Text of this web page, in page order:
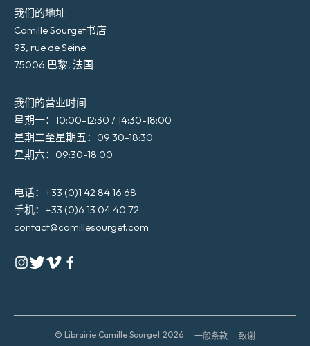
我们的地址
Camille Sourget书店
93, rue de Seine
75006 巴黎, 法国
我们的营业时间
星期一：10:00-12:30 / 14:30-18:00
星期二至星期五：09:30-18:30
星期六：09:30-18:00
电话：+33 (0)1 42 84 16 68
手机：+33 (0)6 13 04 40 72
contact@camillesourget.com
© Librairie Camille Sourget 2026 一般条款 致谢